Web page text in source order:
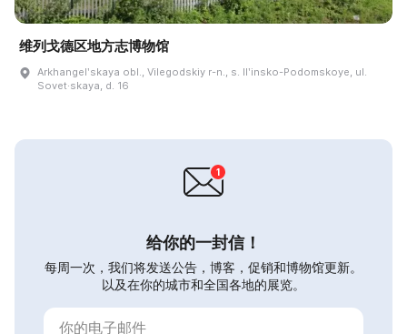
维列戈德区地方志博物馆
Arkhangelʹskaya obl., Vilegodskiy r-n., s. Ilʹinsko-Podomskoye, ul.
Sovet·skaya, d. 16
给你的一封信！
每周一次，我们将发送公告，博客，促销和博物馆更新。
以及在你的城市和全国各地的展览。